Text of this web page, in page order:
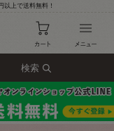
以上で送料無料！
検索